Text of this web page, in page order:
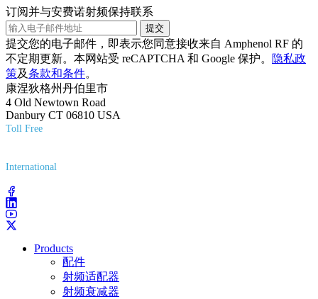
订阅并与安费诺射频保持联系
提交
提交您的电子邮件，即表示您同意接收来自 Amphenol RF 的
不定期更新。本网站受 reCAPTCHA 和 Google 保护。
隐私政
策及条款和条件。
康涅狄格州丹伯里市
4 Old Newtown Road
Danbury CT 06810 USA
Toll Free
International
Products
配件
射频适配器
射频衰减器